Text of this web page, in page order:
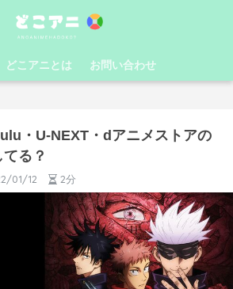
どこアニとは お問い合わせ
・U-NEXT・dアニメストアの
る？
01/12 2分